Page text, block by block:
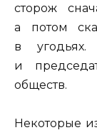
сторож
а потом
в
и
обществ.
Некоторые